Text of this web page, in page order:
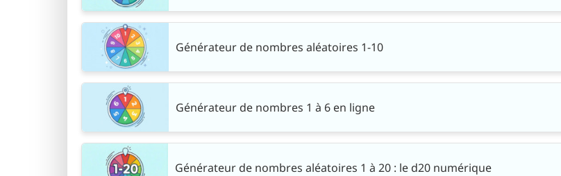
Générateur de nombres aléatoires 1-10
Générateur de nombres 1 à 6 en ligne
Générateur de nombres aléatoires 1 à 20 : le d20 numérique